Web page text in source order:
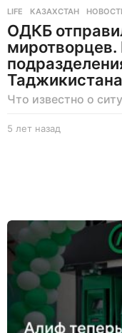
LIFE КАЗАХСТАН ,
ОДКБ
миротворцев.
Таджикистана
Что известно о
5 лет назад
а
д